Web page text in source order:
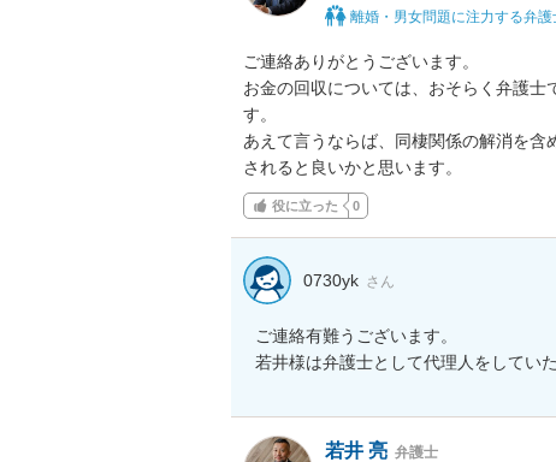
離婚・男女問題に注力する弁護
ご連絡ありがとうございます。
お金の回収については、おそらく弁護士
す。
あえて言うならば、同棲関係の解消を
されると良いかと思います。
役に立った 0
0730yk さん
ご連絡有難うございます。
若井 亮 弁護士